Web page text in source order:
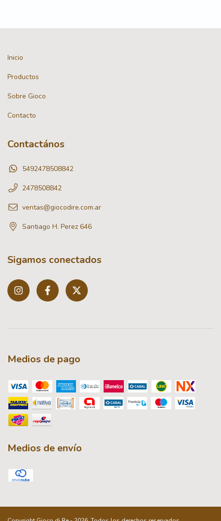
Inicio
Productos
Sobre Gioco
Contacto
Contactános
5492478508842
2478508842
ventas@giocodire.com.ar
Santiago H. Perez 646
Sigamos conectados
Medios de pago
Medios de envío